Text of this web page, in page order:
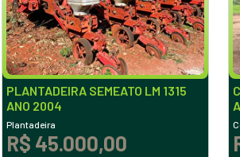
PLANTADEIRA SEMEATO LM 1315
ANO 2004
Plantadeira
R$ 45.000,00